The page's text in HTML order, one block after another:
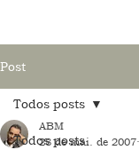
Post
Todos posts
Todos posts
ABM
28 de mai. de 2007